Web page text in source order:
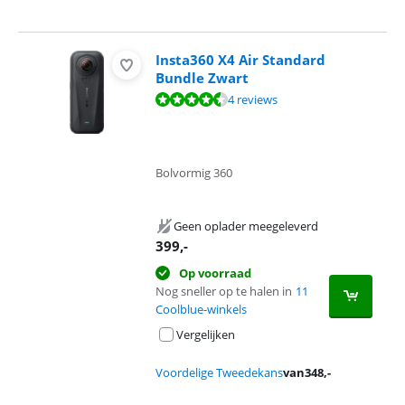
Insta360 X4 Air Standard
Bundle Zwart
Beoordeling is 9,1 van de 10, gebaseerd op 4 reviews.
4 reviews
Bolvormig 360
Geen oplader meegeleverd
399,-
Op voorraad
Nog sneller op te halen in 11
Coolblue-winkels
Vergelijken
Voordelige Tweedekansvan348,-